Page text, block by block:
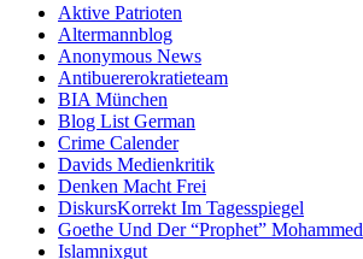
Aktive Patrioten
Altermannblog
Anonymous News
Antibuererokratieteam
BIA München
Blog List German
Crime Calender
Davids Medienkritik
Denken Macht Frei
DiskursKorrekt Im Tagesspiegel
Goethe Und Der “Prophet” Mohammed
Islamnixgut